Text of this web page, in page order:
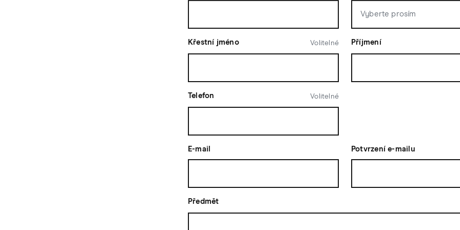
Křestní jméno Volitelné Příjmení
Telefon Volitelné
E-mail Potvrzení e-mailu
Předmět